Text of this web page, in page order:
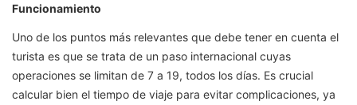
Funcionamiento
Uno de los puntos más relevantes que debe tener en cuenta el
turista es que se trata de un paso internacional cuyas
operaciones se limitan de 7 a 19, todos los días. Es crucial
calcular bien el tiempo de viaje para evitar complicaciones, ya